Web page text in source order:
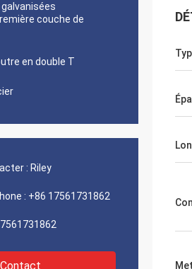
couche de
en double T
: Riley
: +86 17561731862
Contact